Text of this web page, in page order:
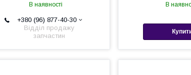
В наявності
+380 (96) 877-40-30
Відділ продажу
запчастин
В